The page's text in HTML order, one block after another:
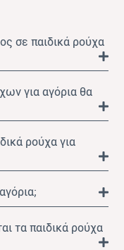
σε παιδικά ρούχα
για αγόρια θα
ρούχα για
τα παιδικά ρούχα